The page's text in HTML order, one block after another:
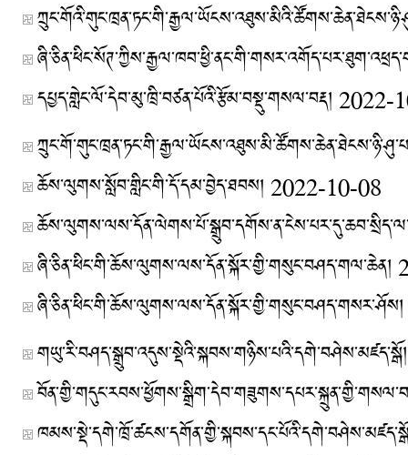
དཔྱད་གླེང་ལོ་དེབ་མུ་ཁྲི་བཙན་པོའི་རྩོམ་བསྡུ་གསལ་བརྡ། 2022-
ཆོས་ལུགས་སློབ་གླིང་གི་དོ་དམ་བྱེད་ཐབས། 2022-10-08
ཞི་ཅིན་ཕིང་གི་ཆོས་ལུགས་ལས་དོན་སྐོར་གྱི་གསུང་བཤད་གལ་ཆེན།
ཞི་ཅིན་ཕིང་གི་ཆོས་ལུགས་ལས་དོན་སྐོར་གྱི་གསུང་བཤད་གསར་ཤོས།
གཡུ་རི་བཤད་སྒྲུབ་འདུས་སྡེའི་སྐབས་གཉིས་པའི་དགེ་བཤེས་མཛད་སྒོ།